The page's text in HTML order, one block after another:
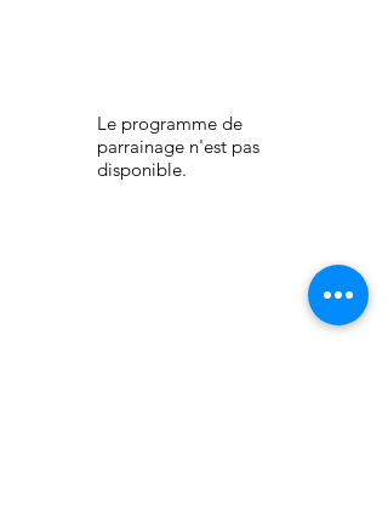
Le programme de
parrainage n'est pas
disponible.